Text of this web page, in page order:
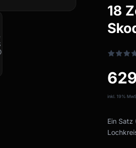
18
inkl. 19%
Ein